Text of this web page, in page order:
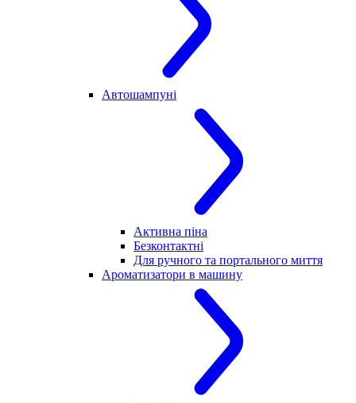
Автошампуні
Активна піна
Безконтактні
Для ручного та портального миття
Ароматизатори в машину